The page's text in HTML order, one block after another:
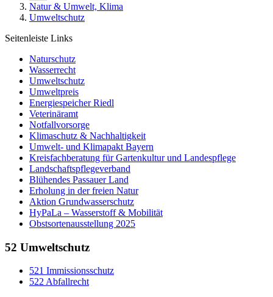
Natur & Umwelt, Klima
Umweltschutz
Seitenleiste Links
Naturschutz
Wasserrecht
Umweltschutz
Umweltpreis
Energiespeicher Riedl
Veterinäramt
Notfallvorsorge
Klimaschutz & Nachhaltigkeit
Umwelt- und Klimapakt Bayern
Kreisfachberatung für Gartenkultur und Landespflege
Landschaftspflegeverband
Blühendes Passauer Land
Erholung in der freien Natur
Aktion Grundwasserschutz
HyPaLa – Wasserstoff & Mobilität
Obstsortenausstellung 2025
52 Umweltschutz
521 Immissionsschutz
522 Abfallrecht